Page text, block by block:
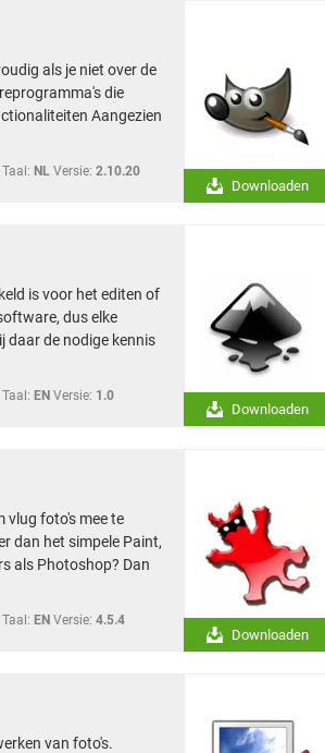
als je niet over de
die
Aangezien
Taal: NL Versie: 2.10.20
Downloaden
is voor het editen of
dus elke
daar de nodige kennis
Taal: EN Versie: 1.0
Downloaden
vlug foto's mee te
dan het simpele Paint,
als Photoshop? Dan
Taal: EN Versie: 4.5.4
Downloaden
van foto's.